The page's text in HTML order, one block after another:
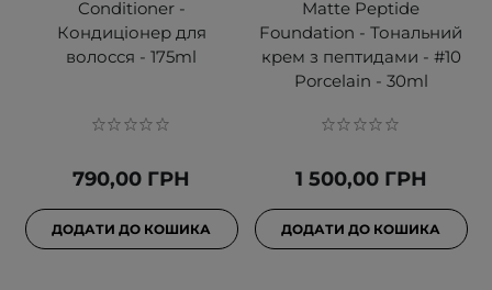
Conditioner -
Кондиціонер для
волосся - 175ml
790,00 ГРН
ДОДАТИ ДО КОШИКА
Matte Peptide
Foundation - Тональний
крем з пептидами - #10
Porcelain - 30ml
1 500,00 ГРН
ДОДАТИ ДО КОШИКА